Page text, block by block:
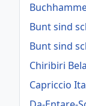
Bunt sind
Bunt sind
Chiribiri
Capriccio